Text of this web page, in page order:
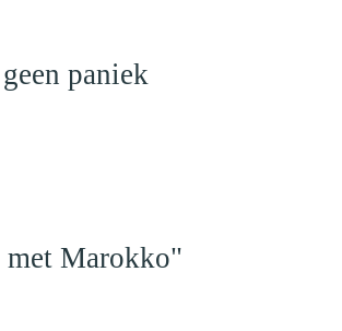
paniek
met Marokko"